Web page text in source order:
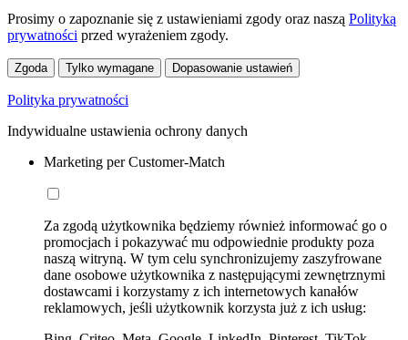
Prosimy o zapoznanie się z ustawieniami zgody oraz naszą Polityką
prywatności przed wyrażeniem zgody.
Zgoda Tylko wymagane Dopasowanie ustawień
Polityka prywatności
Indywidualne ustawienia ochrony danych
Marketing per Customer-Match
Za zgodą użytkownika będziemy również informować go o
promocjach i pokazywać mu odpowiednie produkty poza
naszą witryną. W tym celu synchronizujemy zaszyfrowane
dane osobowe użytkownika z następującymi zewnętrznymi
dostawcami i korzystamy z ich internetowych kanałów
reklamowych, jeśli użytkownik korzysta już z ich usług: